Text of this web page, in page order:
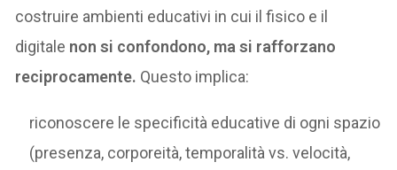
costruire ambienti educativi in cui il fisico e il
digitale non si confondono, ma si rafforzano
reciprocamente. Questo implica:
riconoscere le specificità educative di ogni spazio
(presenza, corporeità, temporalità vs. velocità,